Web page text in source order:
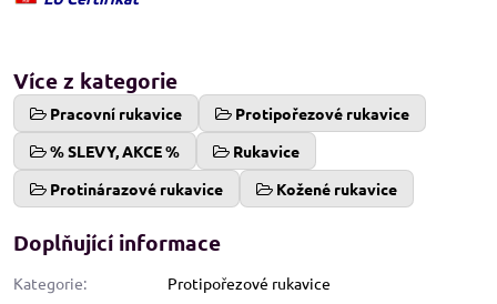
Více z kategorie
Pracovní rukavice
Protipořezové rukavice
% SLEVY, AKCE %
Rukavice
Protinárazové rukavice
Kožené rukavice
Doplňující informace
Kategorie: Protipořezové rukavice